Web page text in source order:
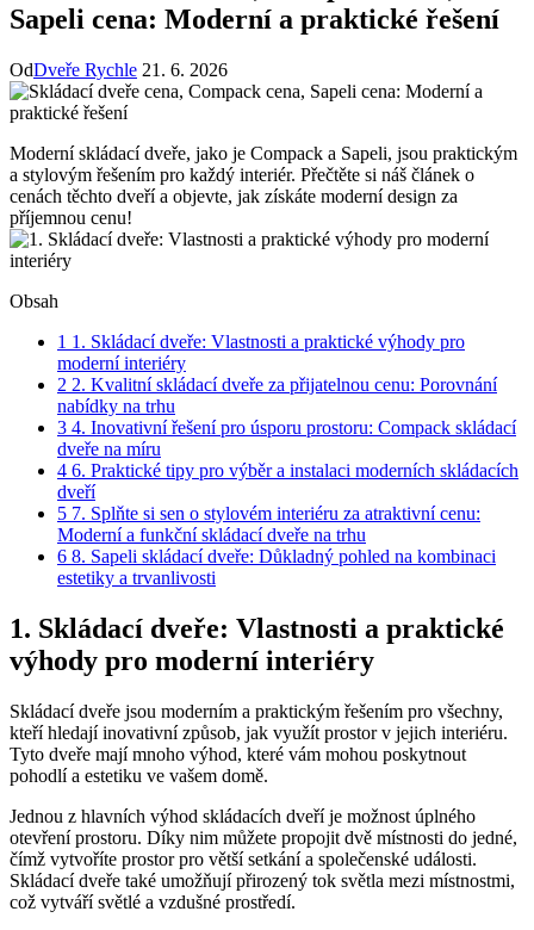
Sapeli cena: Moderní a praktické řešení
OdDveře Rychle 21. 6. 2026
Moderní skládací dveře, jako je Compack a Sapeli, jsou praktickým
a stylovým řešením pro každý interiér. Přečtěte si náš článek o
cenách těchto dveří a objevte, jak získáte moderní design za
příjemnou cenu!
Obsah
1 1. Skládací dveře: Vlastnosti a praktické výhody pro
moderní interiéry
2 2. Kvalitní skládací dveře za přijatelnou cenu: Porovnání
nabídky na trhu
3 4. Inovativní řešení pro úsporu prostoru: Compack skládací
dveře na míru
4 6. Praktické tipy pro výběr a instalaci moderních skládacích
dveří
5 7. Splňte si sen o stylovém interiéru za atraktivní cenu:
Moderní a funkční skládací dveře na trhu
6 8. Sapeli skládací dveře: Důkladný pohled na kombinaci
estetiky a trvanlivosti
1. Skládací dveře: Vlastnosti a praktické
výhody pro moderní interiéry
Skládací dveře jsou moderním a praktickým řešením pro všechny,
kteří hledají inovativní způsob, jak využít prostor v jejich interiéru.
Tyto dveře mají mnoho výhod, které vám mohou poskytnout
pohodlí a estetiku ve vašem domě.
Jednou z hlavních výhod skládacích dveří je možnost úplného
otevření prostoru. Díky nim můžete propojit dvě místnosti do jedné,
čímž vytvoříte prostor pro větší setkání a společenské události.
Skládací dveře také umožňují přirozený tok světla mezi místnostmi,
což vytváří světlé a vzdušné prostředí.